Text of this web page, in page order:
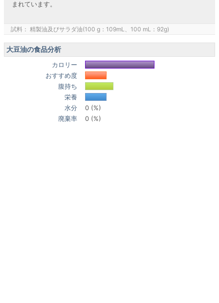
まれています。
試料： 精製油及びサラダ油(100 g：109mL、100 mL：92g)
大豆油の食品分析
カロリー
おすすめ度
腹持ち
栄養
水分
0 (%)
廃棄率
0 (%)